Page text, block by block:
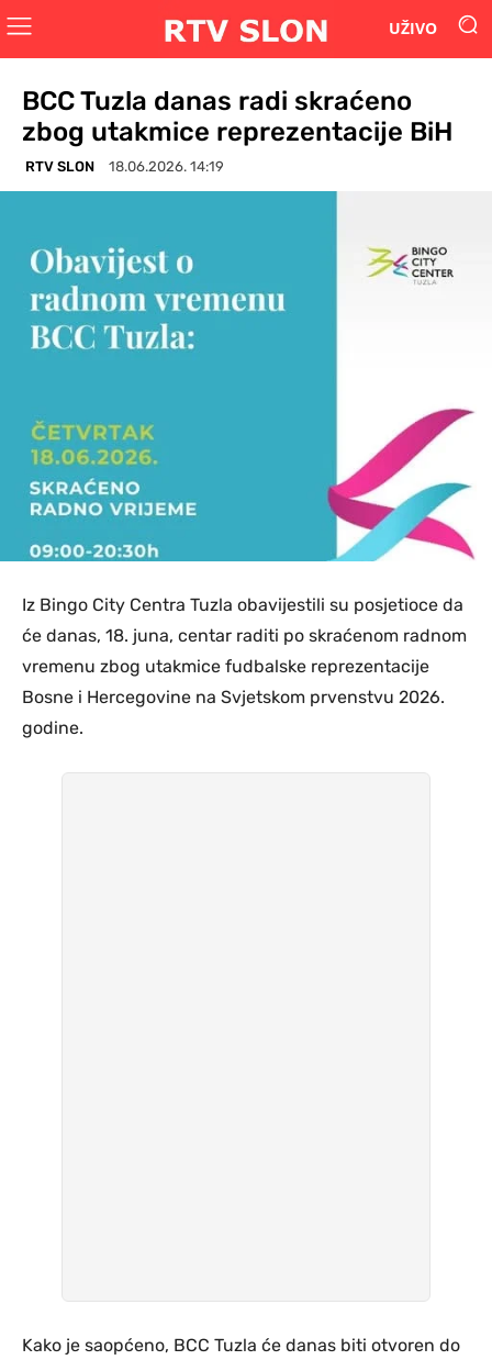
UŽIVO
BCC Tuzla danas radi skraćeno
zbog utakmice reprezentacije BiH
RTV SLON 18.06.2026. 14:19
Iz Bingo City Centra Tuzla obavijestili su posjetioce da
će danas, 18. juna, centar raditi po skraćenom radnom
vremenu zbog utakmice fudbalske reprezentacije
Bosne i Hercegovine na Svjetskom prvenstvu 2026.
godine.
Kako je saopćeno, BCC Tuzla će danas biti otvoren do